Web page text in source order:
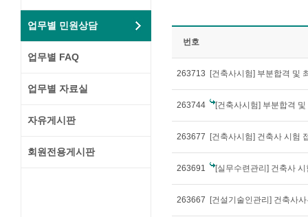
업무별 민원상담
업무별 FAQ
업무별 자료실
자유게시판
회원전용게시판
번호
263713 [건축사시험] 부분합격 및
263744 [건축사시험] 부분합격
263677 [건축사시험] 건축사 시험
263691 [실무수련관리] 건축사
263667